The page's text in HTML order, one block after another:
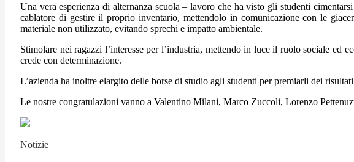
Una vera esperienza di alternanza scuola – lavoro che ha visto gli studenti
cablatore di gestire il proprio inventario, mettendolo in comunicazione con le
materiale non utilizzato, evitando sprechi e impatto ambientale.
Stimolare nei ragazzi l’interesse per l’industria, mettendo in luce il ruolo sociale
crede con determinazione.
L’azienda ha inoltre elargito delle borse di studio agli studenti per premiarli dei
Le nostre congratulazioni vanno a Valentino Milani, Marco Zuccoli, Lorenzo
Notizie